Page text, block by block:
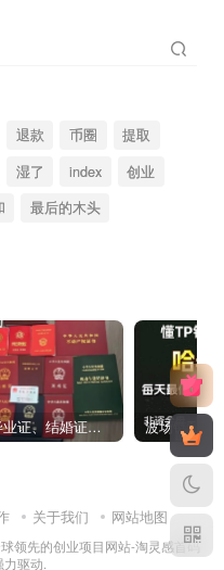
退款 币圈
提取
湿了 index
创业
最后的木头
代办毕业证、结婚证、房产证、不动产权证书、离婚证、中专/大专/高中
关于我们 网站地图
领先的创业项目网站-淘灵感首码
力驱动.